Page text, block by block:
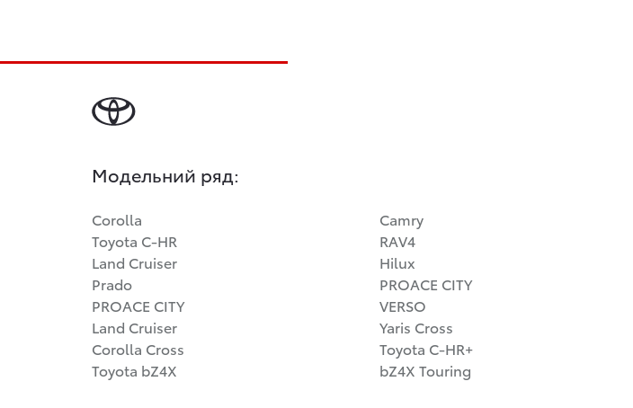
Модельний ряд:
Corolla
Toyota C-HR
Land Cruiser
Prado
PROACE CITY
Land Cruiser
Corolla Cross
Toyota bZ4X
Camry
RAV4
Hilux
PROACE CITY
VERSO
Yaris Cross
Toyota C-HR+
bZ4X Touring